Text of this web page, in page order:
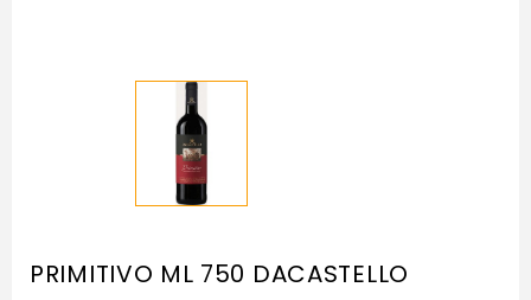
PRIMITIVO ML 750 DACASTELLO